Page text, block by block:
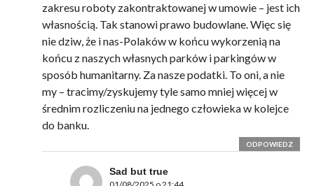
zakresu roboty zakontraktowanej w umowie – jest ich
własnością. Tak stanowi prawo budowlane. Więc się
nie dziw, że i nas-Polaków w końcu wykorzenią na
końcu z naszych własnych parków i parkingów w
sposób humanitarny. Za nasze podatki. To oni, a nie
my – tracimy/zyskujemy tyle samo mniej więcej w
średnim rozliczeniu na jednego człowieka w kolejce
do banku.
ODPOWIEDZ
Sad but true